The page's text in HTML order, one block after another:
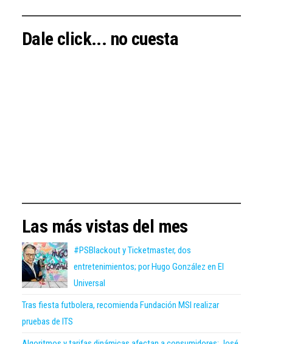
Dale click... no cuesta
Las más vistas del mes
#PSBlackout y Ticketmaster, dos
entretenimientos; por Hugo González en El
Universal
Tras fiesta futbolera, recomienda Fundación MSI realizar
pruebas de ITS